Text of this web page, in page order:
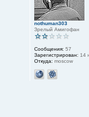
nothuman303
Зрелый Амигофан
Сообщения: 57
Зарегистрирован: 14
Откуда: moscow